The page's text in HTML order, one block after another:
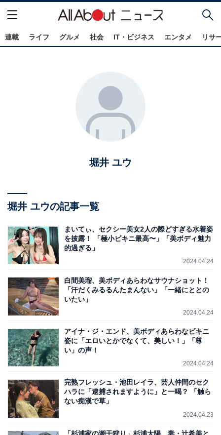
連載 ライフ グルメ 社会 IT・ビジネス エンタメ リサ
堀井 ユウ
堀井 ユウの記事一覧
まいてぃ、セクシー美女2人の際どすぎる水着姿
を披露！ 「極小ビキニ最高〜」「美ボディ魅力
的過ぎる」
2024.04.24
白間美瑠、美ボディあらわなサウナショット！
「汗だくみるるんたまんない」「一緒にととの
いたい」
2024.04.24
アイナ・ジ・エンド、美ボディあらわなビキニ
姿に「エロいとかでなくて、美しい！」「尊
い」の声！
2024.04.24
完熟フレッシュ・池田レイラ、芸人仲間のセク
ハラに「逮捕されますように」と一喝？ 「触ら
ない痴漢で草」
2024.04.23